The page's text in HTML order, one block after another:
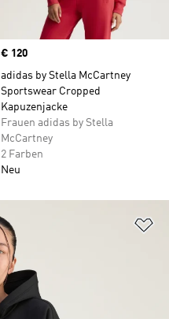
Price
€ 120
adidas by Stella McCartney
Sportswear Cropped
Kapuzenjacke
Frauen adidas by Stella
McCartney
2 Farben
Neu